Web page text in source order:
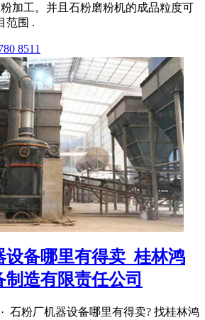
加工。并且石粉磨粉机的成品粒度可
范围 .
8511
设备哪里有得卖_桂林鸿
造有限责任公司
石粉厂机器设备哪里有得卖? 找桂林鸿